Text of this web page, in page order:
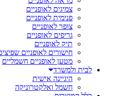
צמיגים לאופניים
פנימית לאופניים
צופר לאופניים
גריפים לאופניים
תיק לאופניים
חישורים לאופניים
מטען לאופניים חשמליים
לבית ולמשרד
היגיינה אישית
חשמל ואלקטרוניקה